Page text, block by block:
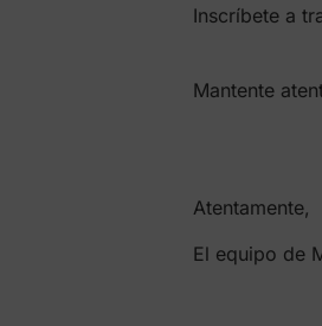
Inscríbete a
Mantente
Atentamente,
El equipo de